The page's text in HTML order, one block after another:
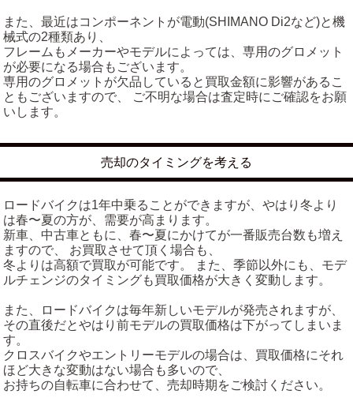
また、最近はコンポーネントが電動(SHIMANO Di2など)と機
械式の2種類あり、
フレームもメーカーやモデルによっては、専用のグロメット
が必要になる場合もございます。
専用のグロメットが欠品していると買取金額に影響があるこ
ともございますので、 ご不明な場合は査定時にご確認をお願
いします。
売却のタイミングを考える
ロードバイクは1年中乗ることができますが、やはり冬より
は春〜夏の方が、需要が高まります。
新車、中古車ともに、春〜夏にかけてが一番販売台数も増え
ますので、 お買取させて頂く場合も、
冬よりは高額で買取が可能です。 また、季節以外にも、モデ
ルチェンジのタイミングも買取価格が大きく変動します。
また、ロードバイクは毎年新しいモデルが発売されますが、
その直後だとやはり前モデルの買取価格は下がってしまいま
す。
クロスバイクやエントリーモデルの場合は、買取価格にそれ
ほど大きな変動はない場合も多いので、
お持ちの自転車に合わせて、売却時期をご検討ください。